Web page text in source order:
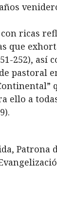
ricas
que
252), así
pastoral
ello a
Patrona